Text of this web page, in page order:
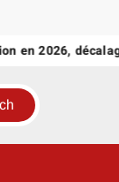
2026, décalage